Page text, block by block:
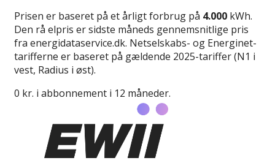
Prisen er baseret på et årligt forbrug på 4.000 kWh.
Den rå elpris er sidste måneds gennemsnitlige pris
fra energidataservice.dk. Netselskabs- og Energinet-
tarifferne er baseret på gældende 2025-tariffer (N1 i
vest, Radius i øst).
0 kr. i abbonnement i 12 måneder.